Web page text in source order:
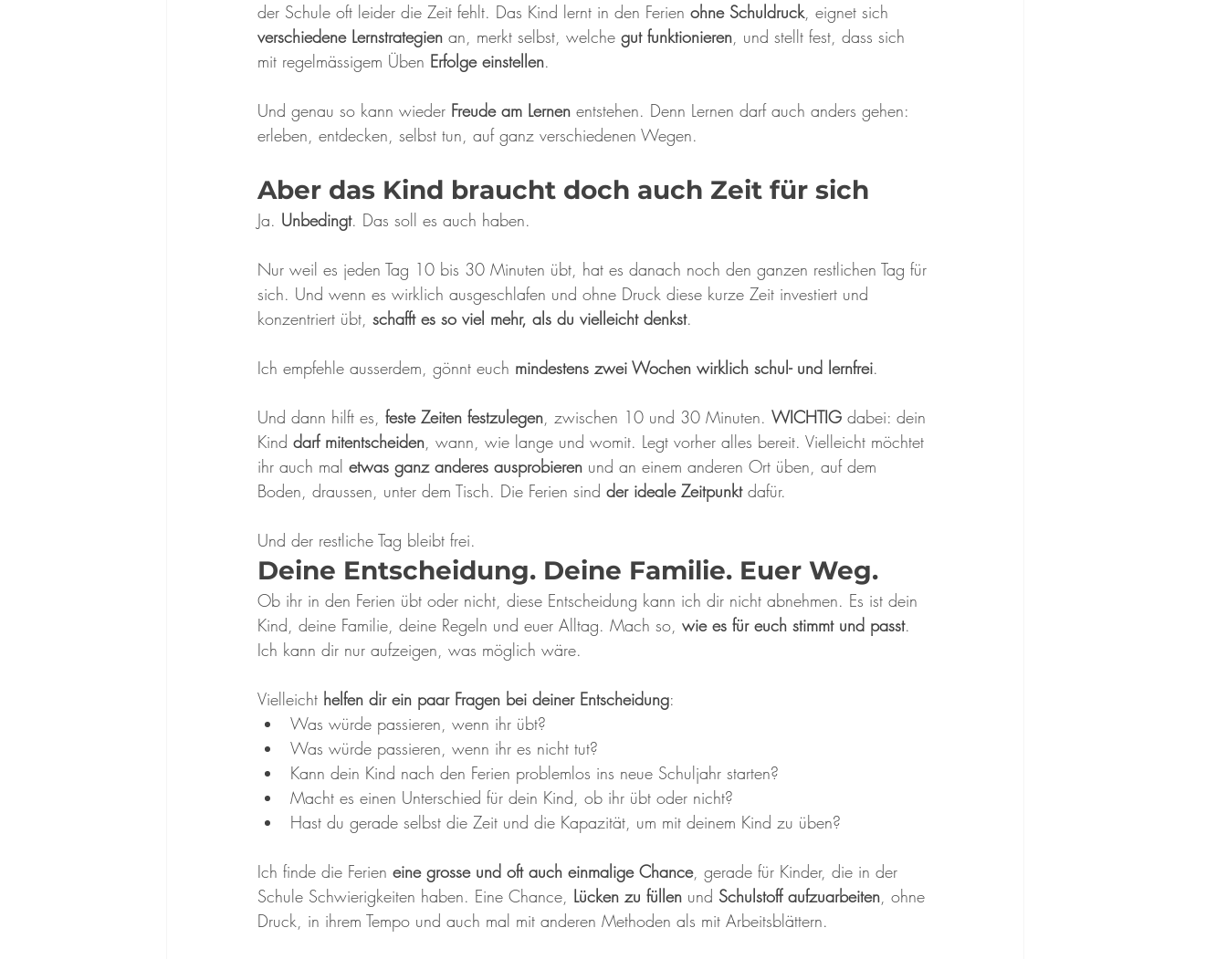
der Schule oft leider die Zeit fehlt. Das Kind lernt in den Ferien ohne Schuldruck, eignet sich
verschiedene Lernstrategien an, merkt selbst, welche gut funktionieren, und stellt fest, dass sich
mit regelmässigem Üben Erfolge einstellen.
Und genau so kann wieder Freude am Lernen entstehen. Denn Lernen darf auch anders gehen:
erleben, entdecken, selbst tun, auf ganz verschiedenen Wegen.
Aber das Kind braucht doch auch Zeit für sich
Ja. Unbedingt. Das soll es auch haben.
Nur weil es jeden Tag 10 bis 30 Minuten übt, hat es danach noch den ganzen restlichen Tag für
sich. Und wenn es wirklich ausgeschlafen und ohne Druck diese kurze Zeit investiert und
konzentriert übt, schafft es so viel mehr, als du vielleicht denkst.
Ich empfehle ausserdem, gönnt euch mindestens zwei Wochen wirklich schul- und lernfrei.
Und dann hilft es, feste Zeiten festzulegen, zwischen 10 und 30 Minuten. WICHTIG dabei: dein
Kind darf mitentscheiden, wann, wie lange und womit. Legt vorher alles bereit. Vielleicht möchtet
ihr auch mal etwas ganz anderes ausprobieren und an einem anderen Ort üben, auf dem
Boden, draussen, unter dem Tisch. Die Ferien sind der ideale Zeitpunkt dafür.
Und der restliche Tag bleibt frei.
Deine Entscheidung. Deine Familie. Euer Weg.
Ob ihr in den Ferien übt oder nicht, diese Entscheidung kann ich dir nicht abnehmen. Es ist dein
Kind, deine Familie, deine Regeln und euer Alltag. Mach so, wie es für euch stimmt und passt.
Ich kann dir nur aufzeigen, was möglich wäre.
Vielleicht helfen dir ein paar Fragen bei deiner Entscheidung:
Was würde passieren, wenn ihr übt?
Was würde passieren, wenn ihr es nicht tut?
Kann dein Kind nach den Ferien problemlos ins neue Schuljahr starten?
Macht es einen Unterschied für dein Kind, ob ihr übt oder nicht?
Hast du gerade selbst die Zeit und die Kapazität, um mit deinem Kind zu üben?
Ich finde die Ferien eine grosse und oft auch einmalige Chance, gerade für Kinder, die in der
Schule Schwierigkeiten haben. Eine Chance, Lücken zu füllen und Schulstoff aufzuarbeiten, ohne
Druck, in ihrem Tempo und auch mal mit anderen Methoden als mit Arbeitsblättern.